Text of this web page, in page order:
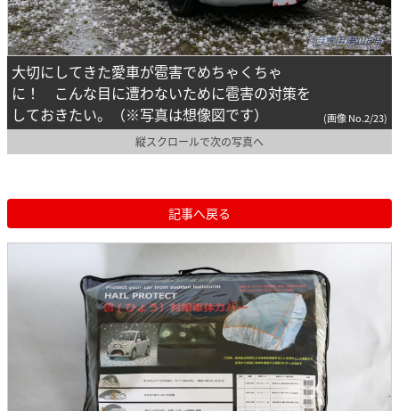
大切にしてきた愛車が雹害でめちゃくちゃ
に！ こんな目に遭わないために雹害の対策を
しておきたい。（※写真は想像図です）
(画像 No.2/23)
縦スクロールで次の写真へ
記事へ戻る